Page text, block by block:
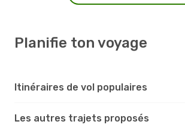
Planifie ton voyage
Itinéraires de vol populaires
Les autres trajets proposés